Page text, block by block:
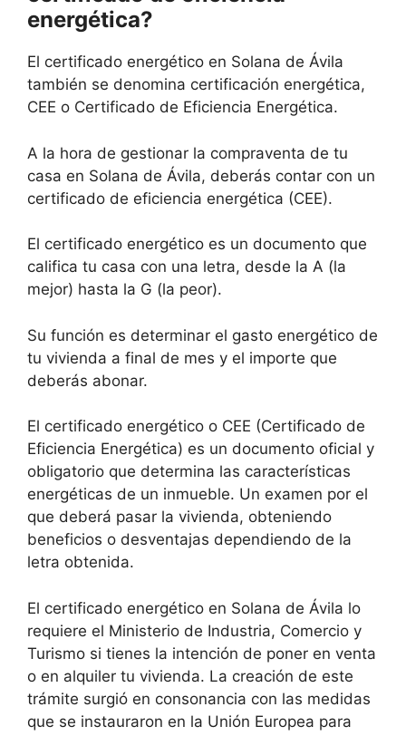
energética?
El certificado energético en Solana de Ávila
también se denomina certificación energética,
CEE o Certificado de Eficiencia Energética.
A la hora de gestionar la compraventa de tu
casa en Solana de Ávila, deberás contar con un
certificado de eficiencia energética (CEE).
El certificado energético es un documento que
califica tu casa con una letra, desde la A (la
mejor) hasta la G (la peor).
Su función es determinar el gasto energético de
tu vivienda a final de mes y el importe que
deberás abonar.
El certificado energético o CEE (Certificado de
Eficiencia Energética) es un documento oficial y
obligatorio que determina las características
energéticas de un inmueble. Un examen por el
que deberá pasar la vivienda, obteniendo
beneficios o desventajas dependiendo de la
letra obtenida.
El certificado energético en Solana de Ávila lo
requiere el Ministerio de Industria, Comercio y
Turismo si tienes la intención de poner en venta
o en alquiler tu vivienda. La creación de este
trámite surgió en consonancia con las medidas
que se instauraron en la Unión Europea para